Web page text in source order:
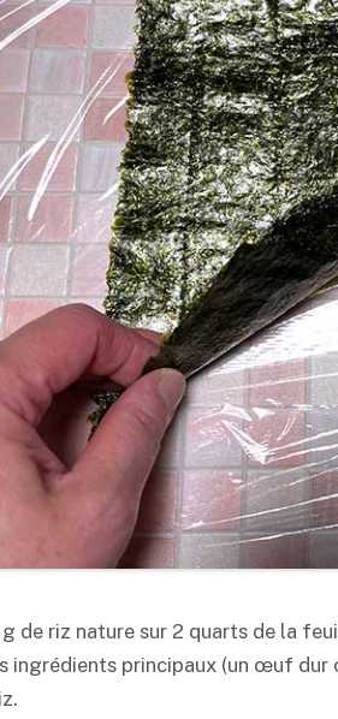
de riz nature sur 2 quarts de la
ingrédients principaux (un œuf dur